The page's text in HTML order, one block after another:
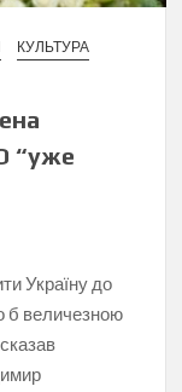
КУЛЬТУРА
“уже
Україну до
б величезною